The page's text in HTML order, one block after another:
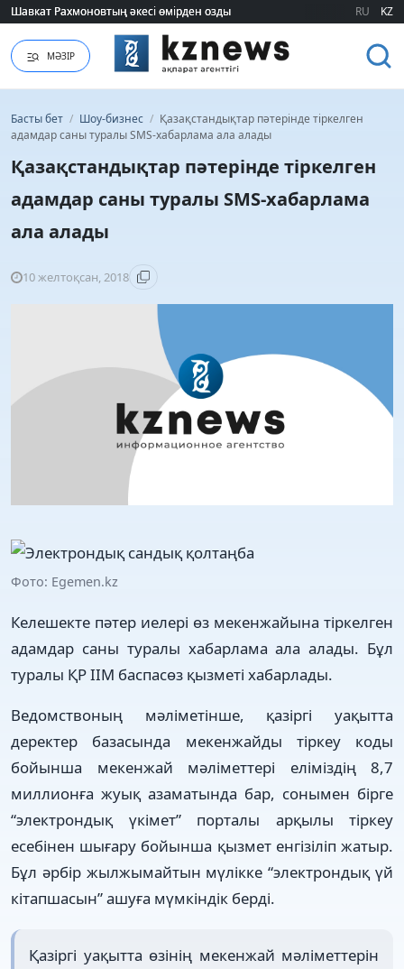
Шавкат Рахмоновтың әкесі өмірден озды
Шавкат Рахмоновтың әкесі өмірден озды RU KZ
МӘЗІР
Басты бет / Шоу-бизнес / Қазақстандықтар пәтерінде тіркелген
адамдар саны туралы SMS-хабарлама ала алады
Қазақстандықтар пәтерінде тіркелген
адамдар саны туралы SMS-хабарлама
ала алады
10 желтоқсан, 2018
Фото: Egemen.kz
Келешекте пәтер иелері өз мекенжайына тіркелген
адамдар саны туралы хабарлама ала алады. Бұл
туралы ҚР ІІМ баспасөз қызметі хабарлады.
Ведомствоның мәліметінше, қазіргі уақытта
деректер базасында мекенжайды тіркеу коды
бойынша мекенжай мәліметтері еліміздің 8,7
миллионға жуық азаматында бар, сонымен бірге
“электрондық үкімет” порталы арқылы тіркеу
есебінен шығару бойынша қызмет енгізіліп жатыр.
Бұл әрбір жылжымайтын мүлікке “электрондық үй
кітапшасын” ашуға мүмкіндік берді.
Қазіргі уақытта өзінің мекенжай мәліметтерін